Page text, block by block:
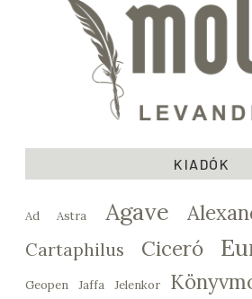
KIADÓK
Ad Astra Agave
Cartaphilus Ciceró
Geopen Jaffa Jelenkor